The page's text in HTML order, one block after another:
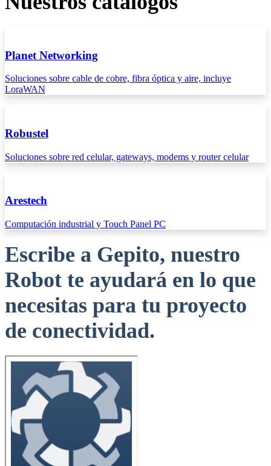
Planet Networking
Soluciones sobre cable de cobre, fibra óptica y aire, incluye
LoraWAN
Robustel
Soluciones sobre red celular, gateways, modems y router celular
Arestech
Computación industrial y Touch Panel PC
Escribe a Gepito, nuestro
Robot te ayudará en lo que
necesitas para tu proyecto
de conectividad.